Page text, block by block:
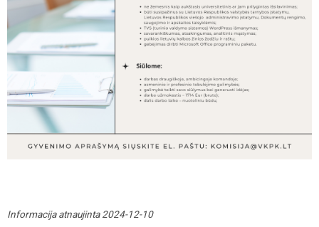
Informacija atnaujinta 2024-12-10